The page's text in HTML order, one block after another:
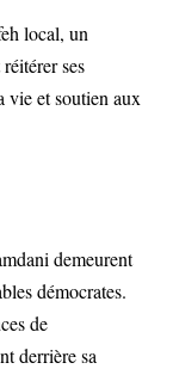
local, un
ses
vie et soutien aux
demeurent
démocrates.
de
derrière sa